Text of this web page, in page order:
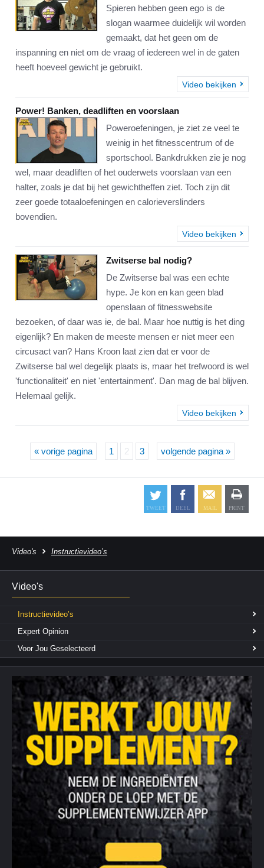
Spieren hebben geen ego is de
slogan waarmee duidelijk wil worden
gemaakt, dat het geen om de
inspanning en niet om de vraag of iedereen wel in de gaten
heeft hoeveel gewicht je gebruikt.
Video bekijken
Power! Banken, deadliften en voorslaan
Poweroefeningen, je ziet ze veel te
weinig in het fitnesscentrum of de
sportschool. Bankdrukken zie je nog
wel, maar deadliften of het ouderwets voorslaan van een
halter, zoals je dat bij het gewichtheffen ziet. Toch zijn dit
zeer goede totaaloefeningen en calorieverslinders
bovendien.
Video bekijken
Zwitserse bal nodig?
De Zwitserse bal was een echte
hype. Je kon en kan geen blad
openslaan of fitnesswebsite
bezoeken, of daar was ie, de bal. Maar hoe nuttig is het ding
eigenlijk? En maken de meeste mensen er niet meer een
circusact van? Hans Kroon laat zien dat er voor de
Zwitserse bal wel degelijk plaats is, maar het trefwoord is wel
'functionaliteit' en niet 'entertainment'. Dan mag de bal blijven.
Helemaal gelijk.
Video bekijken
« vorige pagina 1 2 3 volgende pagina »
Video's Instructievideo’s
Video's
Instructievideo’s
Expert Opinion
Voor Jou Geselecteerd